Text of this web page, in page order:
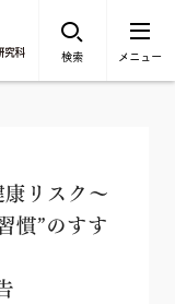
検索 メニュー
康リスク〜
慣”のすす